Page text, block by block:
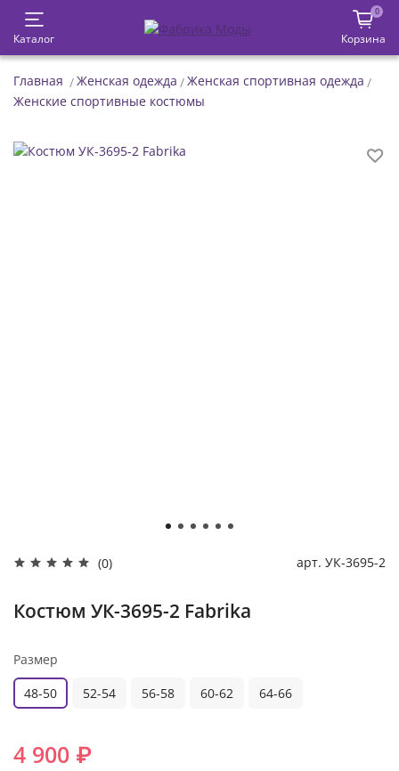
Каталог
0
Корзина
Главная Женская одежда
Женская спортивная одежда
Женские спортивные костюмы
(0) арт. УК-3695-2
Костюм УК-3695-2 Fabrika
Размер
48-50
52-54 56-58 60-62 64-66
4 900 ₽